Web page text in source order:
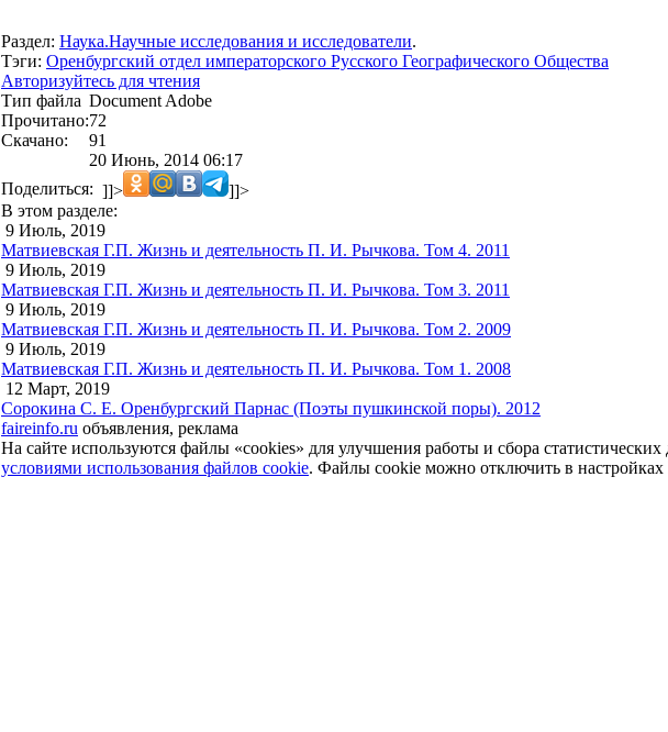
Раздел: Наука.Научные исследования и исследователи.
Тэги: Оренбургский отдел императорского Русского Географического Общества
Авторизуйтесь для чтения
Тип файла Document Adobe
Прочитано:72
Скачано:
91
20 Июнь, 2014 06:17
Поделиться: ]]>
]]>
В этом разделе:
9 Июль, 2019
Матвиевская Г.П. Жизнь и деятельность П. И. Рычкова. Том 4. 2011
9 Июль, 2019
Матвиевская Г.П. Жизнь и деятельность П. И. Рычкова. Том 3. 2011
9 Июль, 2019
Матвиевская Г.П. Жизнь и деятельность П. И. Рычкова. Том 2. 2009
9 Июль, 2019
Матвиевская Г.П. Жизнь и деятельность П. И. Рычкова. Том 1. 2008
12 Март, 2019
Сорокина С. Е. Оренбургский Парнас (Поэты пушкинской поры). 2012
faireinfo.ru объявления, реклама
На сайте используются файлы «cookies» для улучшения работы и сбора
условиями использования файлов cookie. Файлы cookie можно отключить в настройках